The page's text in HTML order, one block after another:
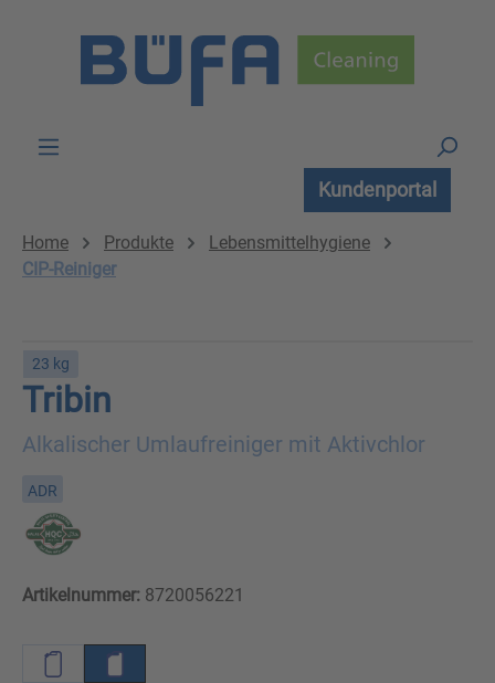
Kundenportal
Home Produkte
Lebensmittelhygiene
CIP-Reiniger
23 kg
Tribin
Alkalischer Umlaufreiniger mit Aktivchlor
ADR
Artikelnummer: 8720056221